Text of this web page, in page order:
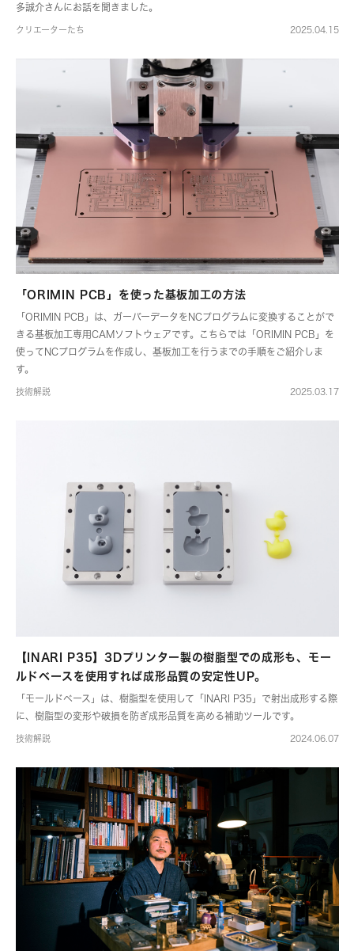
多誠介さんにお話を聞きました。
クリエーターたち 2025.04.15
「ORIMIN PCB」を使った基板加工の方法
「ORIMIN PCB」は、ガーバーデータをNCプログラムに変換することがで
きる基板加工専用CAMソフトウェアです。こちらでは「ORIMIN PCB」を
使ってNCプログラムを作成し、基板加工を行うまでの手順をご紹介しま
す。
技術解説 2025.03.17
【INARI P35】3Dプリンター製の樹脂型での成形も、モー
ルドベースを使用すれば成形品質の安定性UP。
「モールドベース」は、樹脂型を使用して「INARI P35」で射出成形する際
に、樹脂型の変形や破損を防ぎ成形品質を高める補助ツールです。
技術解説 2024.06.07